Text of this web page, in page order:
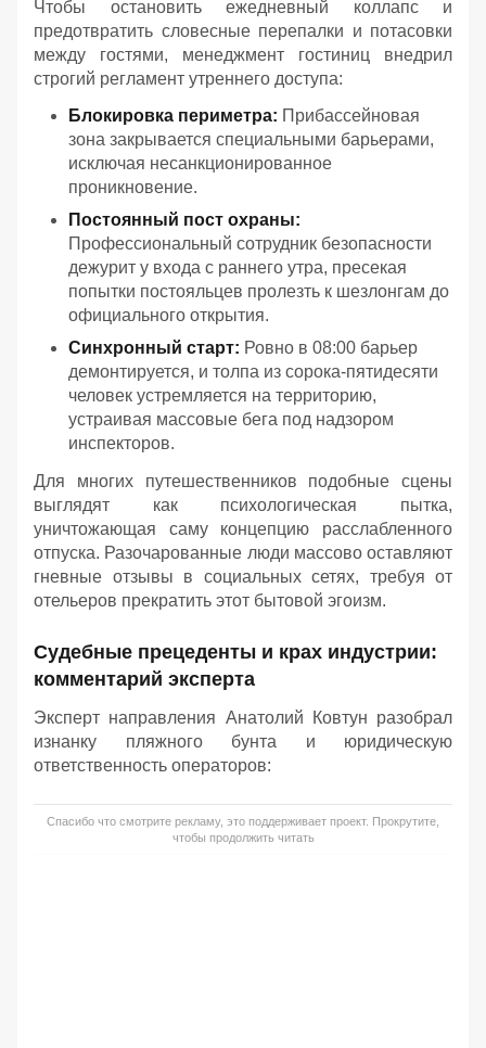
Чтобы остановить ежедневный коллапс и
предотвратить словесные перепалки и потасовки
между гостями, менеджмент гостиниц внедрил
строгий регламент утреннего доступа:
Блокировка периметра: Прибассейновая
зона закрывается специальными барьерами,
исключая несанкционированное
проникновение.
Постоянный пост охраны:
Профессиональный сотрудник безопасности
дежурит у входа с раннего утра, пресекая
попытки постояльцев пролезть к шезлонгам до
официального открытия.
Синхронный старт: Ровно в 08:00 барьер
демонтируется, и толпа из сорока-пятидесяти
человек устремляется на территорию,
устраивая массовые бега под надзором
инспекторов.
Для многих путешественников подобные сцены
выглядят как психологическая пытка,
уничтожающая саму концепцию расслабленного
отпуска. Разочарованные люди массово оставляют
гневные отзывы в социальных сетях, требуя от
отельеров прекратить этот бытовой эгоизм.
Судебные прецеденты и крах индустрии:
комментарий эксперта
Эксперт направления Анатолий Ковтун разобрал
изнанку пляжного бунта и юридическую
ответственность операторов:
Спасибо что смотрите рекламу, это поддерживает проект. Прокрутите,
чтобы продолжить читать